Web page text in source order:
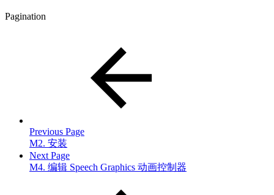
Pagination
Previous Page
M2. 安装
Next Page
M4. 编辑 Speech Graphics 动画控制器